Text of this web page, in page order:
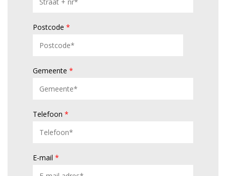
Postcode*
Gemeente*
Telefoon*
E-mail*